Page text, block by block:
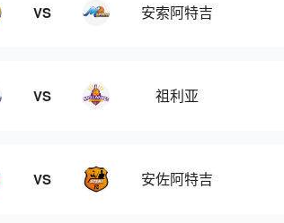
VS 安索阿特吉
VS 祖利亚
VS 安佐阿特吉